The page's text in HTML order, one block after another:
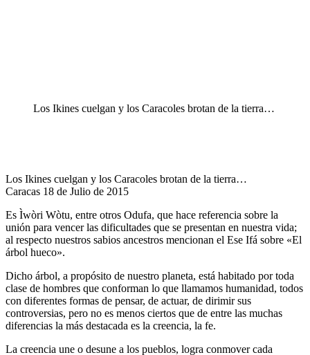
Los Ikines cuelgan y los Caracoles brotan de la tierra…
Los Ikines cuelgan y los Caracoles brotan de la tierra…
Caracas 18 de Julio de 2015
Es Ìwòri Wòtu, entre otros Odufa, que hace referencia sobre la
unión para vencer las dificultades que se presentan en nuestra vida;
al respecto nuestros sabios ancestros mencionan el Ese Ifá sobre «El
árbol hueco».
Dicho árbol, a propósito de nuestro planeta, está habitado por toda
clase de hombres que conforman lo que llamamos humanidad, todos
con diferentes formas de pensar, de actuar, de dirimir sus
controversias, pero no es menos ciertos que de entre las muchas
diferencias la más destacada es la creencia, la fe.
La creencia une o desune a los pueblos, logra conmover cada